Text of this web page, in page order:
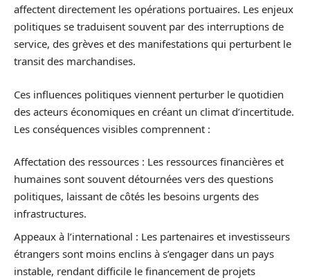
affectent directement les opérations portuaires. Les enjeux
politiques se traduisent souvent par des interruptions de
service, des grèves et des manifestations qui perturbent le
transit des marchandises.
Ces influences politiques viennent perturber le quotidien
des acteurs économiques en créant un climat d’incertitude.
Les conséquences visibles comprennent :
Affectation des ressources : Les ressources financières et
humaines sont souvent détournées vers des questions
politiques, laissant de côtés les besoins urgents des
infrastructures.
Appeaux à l’international : Les partenaires et investisseurs
étrangers sont moins enclins à s’engager dans un pays
instable, rendant difficile le financement de projets